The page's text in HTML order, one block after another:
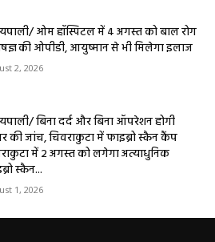
ओम हॉस्पिटल में 4 अगस्त को बाल रोग
की ओपीडी, आयुष्मान से भी मिलेगा इलाज
2, 2026
बिना दर्द और बिना ऑपरेशन होगी
की जांच, चिवराकुटा में फाइब्रो स्कैन कैंप
में 2 अगस्त को लगेगा अत्याधुनिक
स्कैन...
1, 2026